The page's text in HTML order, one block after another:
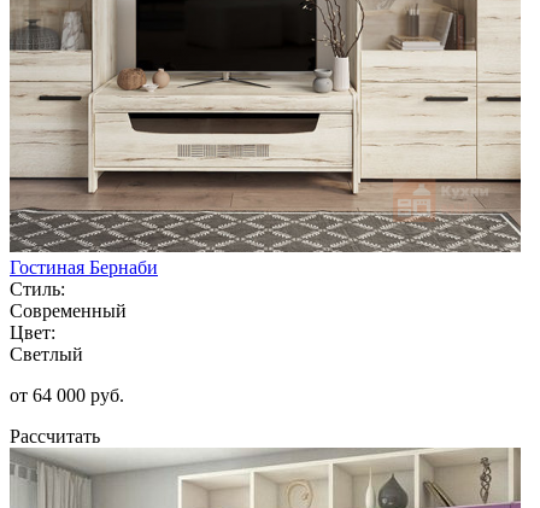
Гостиная Бернаби
Стиль:
Современный
Цвет:
Светлый
от 64 000 руб.
Рассчитать